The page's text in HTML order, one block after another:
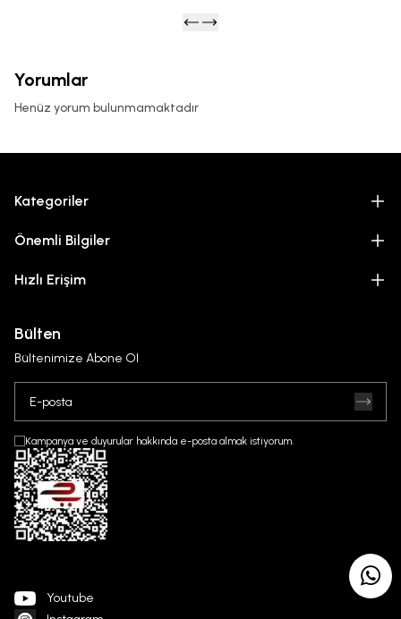
Yorumlar
Henüz yorum bulunmamaktadır
Kategoriler
Önemli Bilgiler
Hızlı Erişim
Bülten
Bültenimize Abone Ol
Kampanya ve duyurular hakkında e-posta almak istiyorum.
Youtube